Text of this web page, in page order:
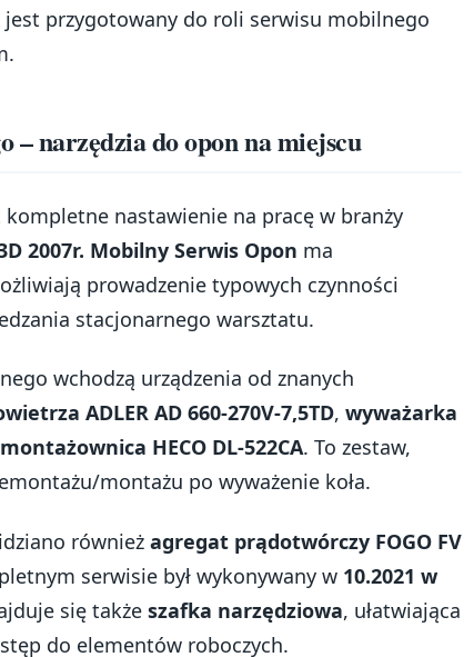
przygotowany do roli serwisu mobilnego
– narzędzia do opon na miejscu
nastawienie na pracę w branży
2007r. Mobilny Serwis Opon ma
prowadzenie typowych czynności
stacjonarnego warsztatu.
wchodzą urządzenia od znanych
ADLER AD 660-270V-7,5TD, wyważarka
montażownica HECO DL-522CA. To zestaw,
montażu po wyważenie koła.
również agregat prądotwórczy FOGO FV
serwisie był wykonywany w 10.2021 w
się także szafka narzędziowa, ułatwiająca
do elementów roboczych.